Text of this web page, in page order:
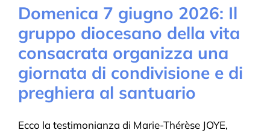
Domenica 7 giugno 2026: Il
gruppo diocesano della vita
consacrata organizza una
giornata di condivisione e di
preghiera al santuario
Ecco la testimonianza di Marie-Thérèse JOYE,